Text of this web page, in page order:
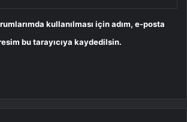
kullanılması için adım, e-posta
bu tarayıcıya kaydedilsin.